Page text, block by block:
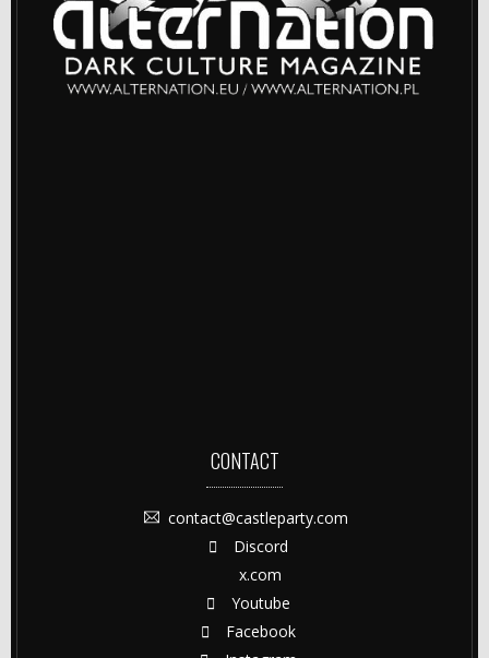
CONTACT
contact@castleparty.com
Discord
x.com
Youtube
Facebook